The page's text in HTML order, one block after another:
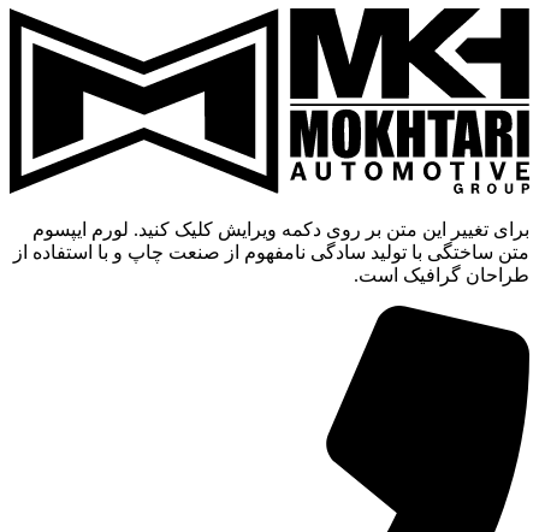
برای تغییر این متن بر روی دکمه ویرایش کلیک کنید. لورم ایپسوم
متن ساختگی با تولید سادگی نامفهوم از صنعت چاپ و با استفاده از
طراحان گرافیک است.